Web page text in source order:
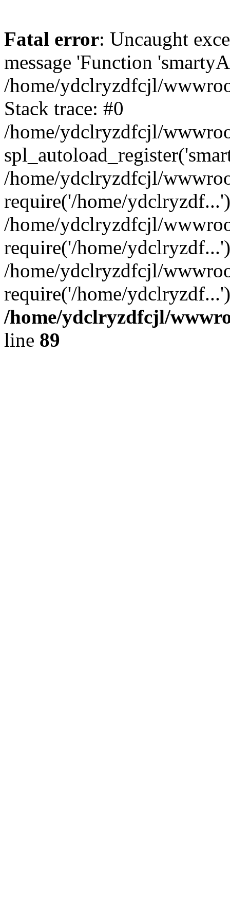
Fatal error: Uncaught
message 'Function
/home/ydclryzdfcjl/
Stack trace: #0
/home/ydclryzdfcjl/
/home/ydclryzdfcjl/
require('/home/
/home/ydclryzdfcjl/
require('/home/
/home/ydclryzdfcjl/
require('/home/
/home/ydclryzdfcjl/
line 89